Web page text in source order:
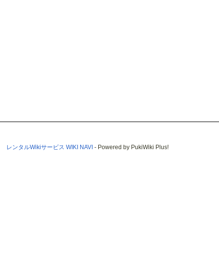
レンタルWikiサービス WIKI NAVI - Powered by PukiWiki Plus!